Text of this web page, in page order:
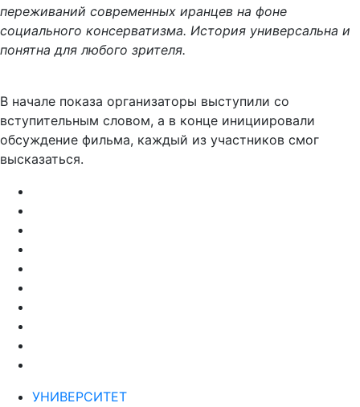
переживаний современных иранцев на фоне
социального консерватизма. История универсальна и
понятна для любого зрителя.
В начале показа организаторы выступили со
вступительным словом, а в конце инициировали
обсуждение фильма, каждый из участников смог
высказаться.
УНИВЕРСИТЕТ